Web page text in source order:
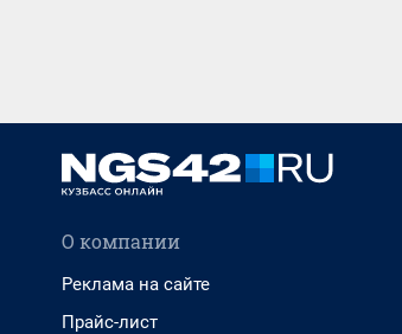
О компании
Реклама на сайте
Прайс-лист